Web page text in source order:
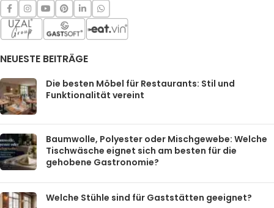
NEUESTE BEITRÄGE
Die besten Möbel für Restaurants: Stil und
Funktionalität vereint
Baumwolle, Polyester oder Mischgewebe: Welche
Tischwäsche eignet sich am besten für die
gehobene Gastronomie?
Welche Stühle sind für Gaststätten geeignet?